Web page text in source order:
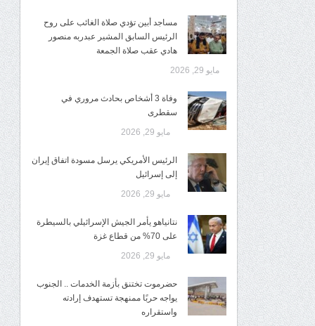
مساجد أبين تؤدي صلاة الغائب على روح
الرئيس السابق المشير عبدربه منصور
هادي عقب صلاة الجمعة
مايو 29, 2026
وفاة 3 أشخاص بحادث مروري في
سقطرى
مايو 29, 2026
الرئيس الأمريكي يرسل مسودة اتفاق إيران
إلى إسرائيل
مايو 29, 2026
نتانياهو يأمر الجيش الإسرائيلي بالسيطرة
على 70% من قطاع غزة
مايو 29, 2026
حضرموت تختنق بأزمة الخدمات .. الجنوب
يواجه حربًا ممنهجة تستهدف إرادته
واستقراره